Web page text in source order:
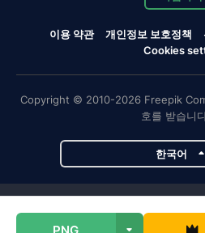
이용 약관 개인정보 보호정책
Cookies
Copyright © 2010-2026 Freepik
호를 받습니
한국어